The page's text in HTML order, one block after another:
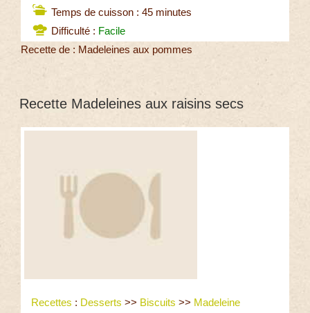
Temps de cuisson : 45 minutes
Difficulté : Facile
Recette de : Madeleines aux pommes
Recette Madeleines aux raisins secs
Recettes : Desserts >> Biscuits >> Madeleine